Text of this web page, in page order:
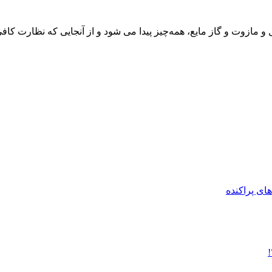
مازوت و گاز مایع، همه‌چیز پیدا می شود و از آنجایی که نظارت